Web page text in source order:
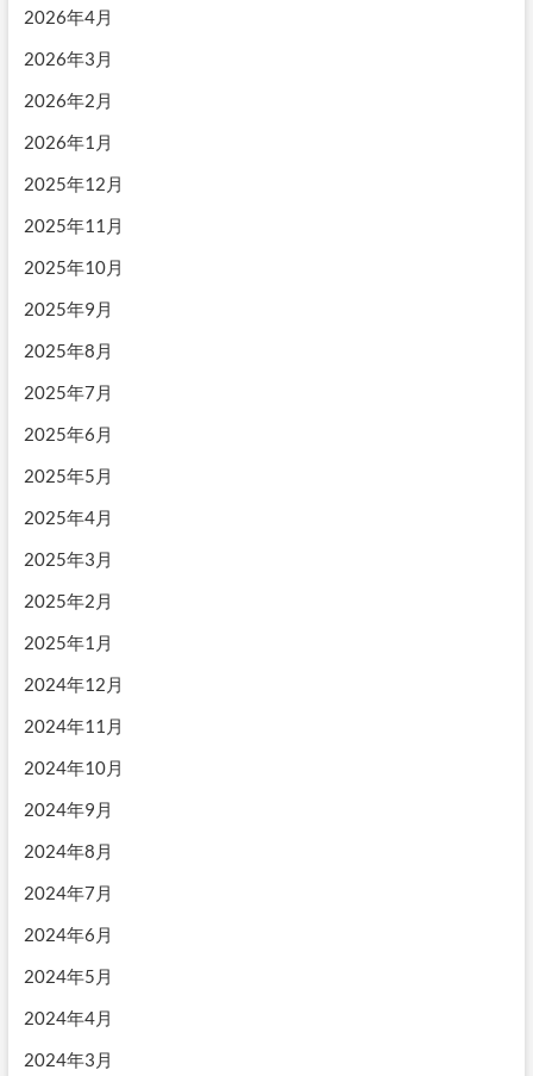
2026年4月
2026年3月
2026年2月
2026年1月
2025年12月
2025年11月
2025年10月
2025年9月
2025年8月
2025年7月
2025年6月
2025年5月
2025年4月
2025年3月
2025年2月
2025年1月
2024年12月
2024年11月
2024年10月
2024年9月
2024年8月
2024年7月
2024年6月
2024年5月
2024年4月
2024年3月